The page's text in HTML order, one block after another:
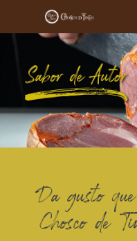
Da gusto
Chosco de